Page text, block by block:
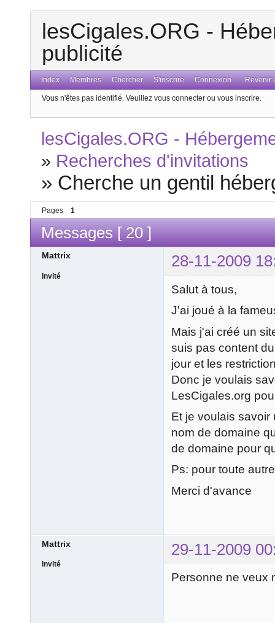
lesCigales.ORG -
publicité
Index Membres Chercher S'inscrire Connexion Revenir
Vous n'êtes pas identifié. Veuillez vous connecter ou vous inscrire.
lesCigales.ORG -
» Recherches d'invitations
» Cherche un gentil
Pages 1
Messages [ 20 ]
Mattrix 28-11-2009
Invité
Salut à tous,
J'ai joué à la
Mais j'ai créé un
suis pas content
jour et les
Donc je voulais
LesCigales.org
Et je voulais
nom de domaine
de domaine pour
Ps: pour toute
Merci d'avance
Mattrix 29-11-2009
Invité
Personne ne veux